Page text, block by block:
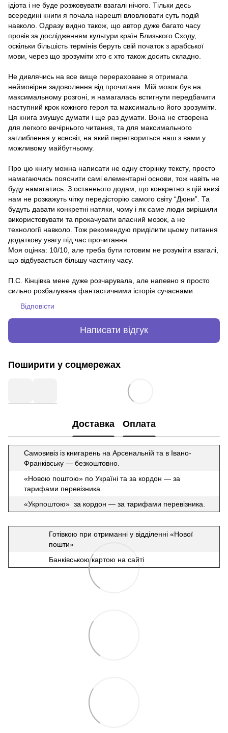
ідіота і не буде розжовувати взагалі нічого. Тільки десь
всередині книги я почала нарешті вловлювати суть подій
навколо. Одразу видно також, що автор дуже багато часу
провів за дослідженням культури країн Близького Сходу,
оскільки більшість термінів беруть свій початок з арабської
мови, через що зрозуміти хто є хто також досить складно.
Не дивлячись на все вище перераховане я отримала
неймовірне задоволення від прочитаня. Мій мозок був на
максимальному розгоні, я намагалась встигнути передбачити
наступний крок кожного героя та максимально його зрозуміти.
Ця книга змушує думати і ще раз думати. Вона не створена
для легкого вечірнього читання, та для максимального
заглиблення у всесвіт, на який перетвориться наш з вами у
можливому майбутньому.
Про цю книгу можна написати не одну сторінку тексту, просто
намагаючись пояснити самі елементарні основи, тож навіть не
буду намагатись. З останнього додам, що конкретно в цій книзі
нам не розкажуть чітку передісторію самого світу “Дюни”. Та
будуть давати конкретні натяки, чому і як саме люди вирішили
використовувати та прокачувати власний мозок, а не
технології навколо. Тож рекомендую приділити цьому питання
додаткову увагу під час прочитання.
Моя оцінка: 10/10, але треба бути готовим не розуміти взагалі,
що відбувається більшу частину часу.
П.С. Кінцівка мене дуже розчарувала, але напевно я просто
сильно розбалувана фантастичними історія сучаснами.
Відповісти
Написати відгук
Поширити у соцмережах
Доставка Оплата
Самовивіз із книгарень на Арсенальній та в Івано-
Франківську — безкоштовно.
«Новою поштою» по Україні та за кордон — за
тарифами перевізника.
«Укрпоштою» за кордон — за тарифами перевізника.
Готівкою при отриманні у відділенні «Нової
пошти»
Банківською картою на сайті